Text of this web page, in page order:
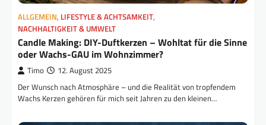
ALLGEMEIN, LIFESTYLE & ACHTSAMKEIT,
NACHHALTIGKEIT & UMWELT
Candle Making: DIY-Duftkerzen – Wohltat für die Sinne
oder Wachs-GAU im Wohnzimmer?
Timo 12. August 2025
Der Wunsch nach Atmosphäre – und die Realität von tropfendem
Wachs Kerzen gehören für mich seit Jahren zu den kleinen…